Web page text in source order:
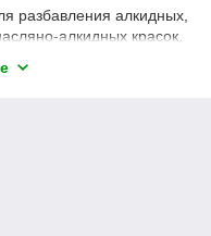
разбавления алкидных,
алкидных красок,